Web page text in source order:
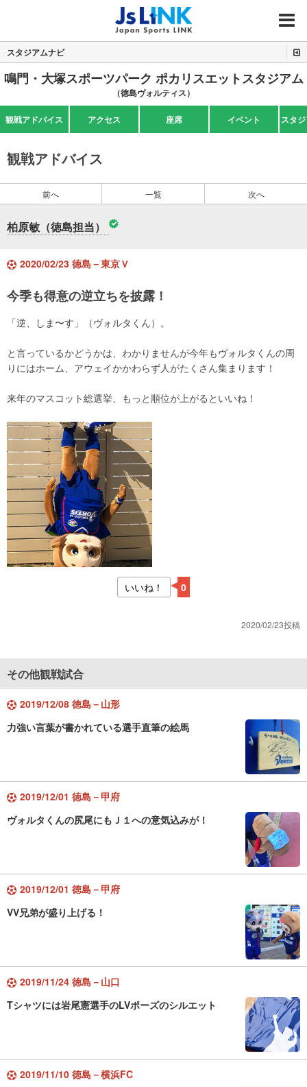
MENU
スタジアムナビ
鳴門・大塚スポーツパーク ポカリスエットスタジアム
（徳島ヴォルティス）
観戦アドバイス アクセス 座席 イベント スタ
観戦アドバイス
前へ 一覧 次へ
柏原敏（徳島担当）
2020/02/23 徳島－東京Ｖ
今季も得意の逆立ちを披露！
「逆、しま〜す」（ヴォルタくん）。
と言っているかどうかは、わかりませんが今年もヴォルタくんの周
りにはホーム、アウェイかかわらず人がたくさん集まります！
来年のマスコット総選挙、もっと順位が上がるといいね！
いいね！ 0
2020/02/23投稿
その他観戦試合
2019/12/08 徳島－山形
力強い言葉が書かれている選手直筆の絵馬
2019/12/01 徳島－甲府
ヴォルタくんの尻尾にもＪ１への意気込みが！
2019/12/01 徳島－甲府
VV兄弟が盛り上げる！
2019/11/24 徳島－山口
Tシャツには岩尾憲選手のLVポーズのシルエット
2019/11/10 徳島－横浜FC